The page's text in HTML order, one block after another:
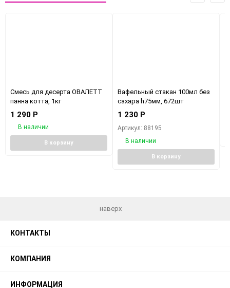
Смесь для десерта ОВАЛЕТТ
панна котта, 1кг
1 290 Р
В наличии
В корзину
Вафельный стакан 100мл без
сахара h75мм, 672шт
1 230 Р
Артикул: 88195
В наличии
В корзину
наверх
КОНТАКТЫ
КОМПАНИЯ
ИНФОРМАЦИЯ